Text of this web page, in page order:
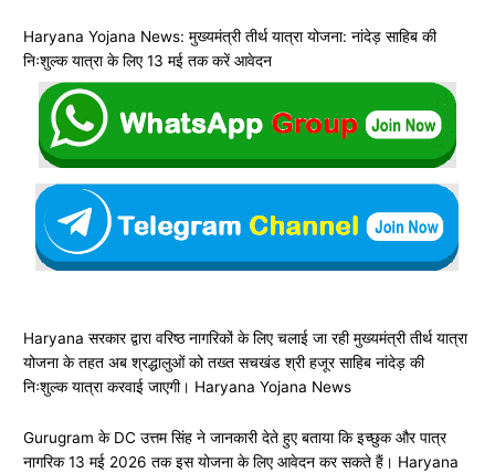
Haryana Yojana News: मुख्यमंत्री तीर्थ यात्रा योजना: नांदेड़ साहिब की
निःशुल्क यात्रा के लिए 13 मई तक करें आवेदन
Haryana सरकार द्वारा वरिष्ठ नागरिकों के लिए चलाई जा रही मुख्यमंत्री तीर्थ यात्रा
योजना के तहत अब श्रद्धालुओं को तख्त सचखंड श्री हजूर साहिब नांदेड़ की
निःशुल्क यात्रा करवाई जाएगी। Haryana Yojana News
Gurugram के DC उत्तम सिंह ने जानकारी देते हुए बताया कि इच्छुक और पात्र
नागरिक 13 मई 2026 तक इस योजना के लिए आवेदन कर सकते हैं। Haryana